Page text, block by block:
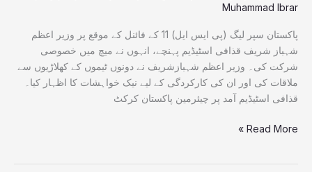
Muhammad Ibrar
پاکستان سپر لیگ (پی ایس ایل) 11 کے فائنل کے موقع پر وزیر اعظم
شہباز شریف قذافی اسٹیڈیم پہنچے، انہوں نے میچ میں خصوصی
شرکت کی۔ وزیر اعظم شہبازشریف نے دونوں ٹیموں کے کھلاڑیوں سے
ملاقات کی اور ان کی کارکردگی کے لیے نیک خواہشات کا اظہار کیا۔
قذافی اسٹیڈیم آمد پر چیئرمین پاکستان کرکٹ
Read More »